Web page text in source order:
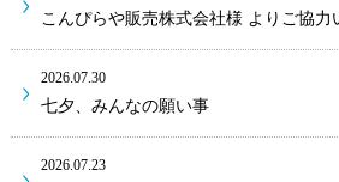
こんぴらや販売株式会社様 よりご協力
2026.07.30
七夕、みんなの願い事
2026.07.23